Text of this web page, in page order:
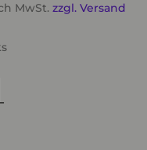
MwSt. zzgl. Versand